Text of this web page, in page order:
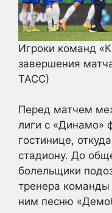
Игроки команд
завершения
ТАСС)
Перед матчем
лиги с «Динамо»
гостинице,
стадиону. До
болельщики
тренера команды
ним песню